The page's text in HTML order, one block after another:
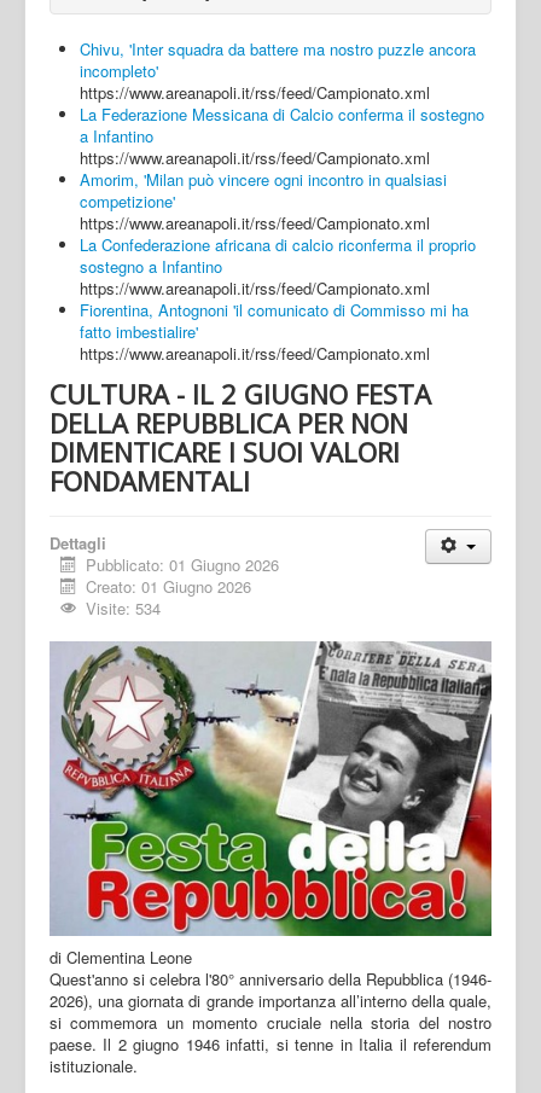
Chivu, 'Inter squadra da battere ma nostro puzzle ancora
incompleto'
https://www.areanapoli.it/rss/feed/Campionato.xml
La Federazione Messicana di Calcio conferma il sostegno
a Infantino
https://www.areanapoli.it/rss/feed/Campionato.xml
Amorim, 'Milan può vincere ogni incontro in qualsiasi
competizione'
https://www.areanapoli.it/rss/feed/Campionato.xml
La Confederazione africana di calcio riconferma il proprio
sostegno a Infantino
https://www.areanapoli.it/rss/feed/Campionato.xml
Fiorentina, Antognoni 'il comunicato di Commisso mi ha
fatto imbestialire'
https://www.areanapoli.it/rss/feed/Campionato.xml
CULTURA - IL 2 GIUGNO FESTA
DELLA REPUBBLICA PER NON
DIMENTICARE I SUOI VALORI
FONDAMENTALI
Dettagli
Pubblicato: 01 Giugno 2026
Creato: 01 Giugno 2026
Visite: 534
di Clementina Leone
Quest'anno si celebra l'80° anniversario della Repubblica (1946-
2026), una giornata di grande importanza all’interno della quale,
si commemora un momento cruciale nella storia del nostro
paese. Il 2 giugno 1946 infatti, si tenne in Italia il referendum
istituzionale.